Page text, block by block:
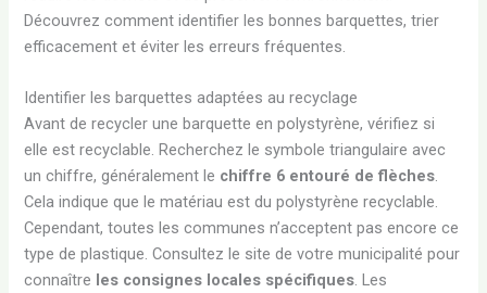
Découvrez comment identifier les bonnes barquettes, trier
efficacement et éviter les erreurs fréquentes.
Identifier les barquettes adaptées au recyclage
Avant de recycler une barquette en polystyrène, vérifiez si
elle est recyclable. Recherchez le symbole triangulaire avec
un chiffre, généralement le chiffre 6 entouré de flèches.
Cela indique que le matériau est du polystyrène recyclable.
Cependant, toutes les communes n’acceptent pas encore ce
type de plastique. Consultez le site de votre municipalité pour
connaître les consignes locales spécifiques. Les